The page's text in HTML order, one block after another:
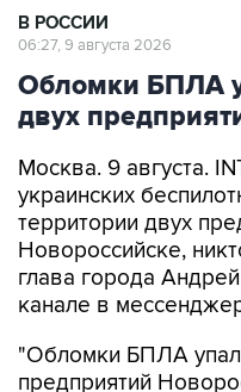
В РОССИИ
06:27, 9 августа 2026
Обломки БПЛА
двух
Москва. 9 августа.
украинских
территории двух
Новороссийске,
глава города
канале в
"Обломки БПЛА
предприятий